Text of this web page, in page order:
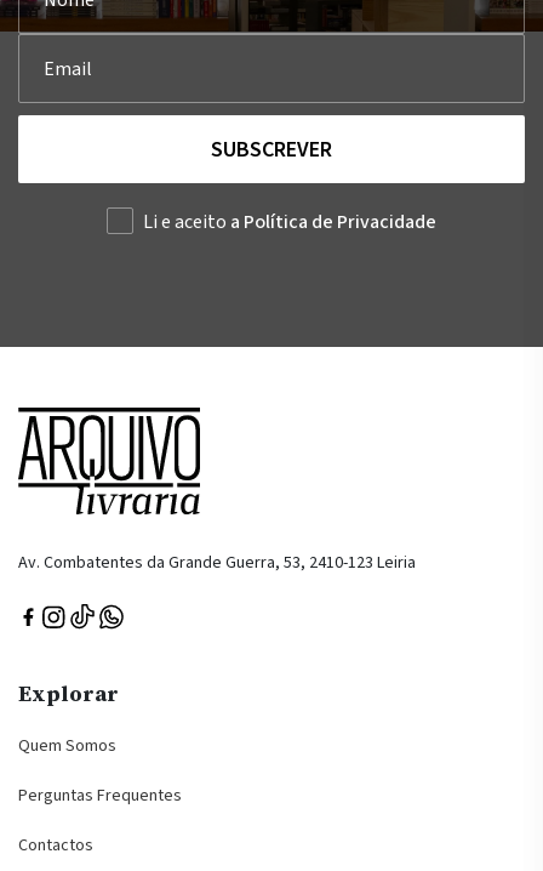
SUBSCREVER
Li e aceito a Política de Privacidade
Av. Combatentes da Grande Guerra, 53, 2410-123 Leiria
Explorar
Quem Somos
Perguntas Frequentes
Contactos